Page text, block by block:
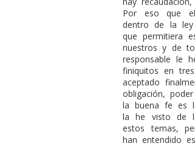
Por eso que
dentro de la
que permitiera
nuestros y de
responsable le
finiquitos en
aceptado
obligación,
la buena fe es
la he visto de
estos temas,
han entendido